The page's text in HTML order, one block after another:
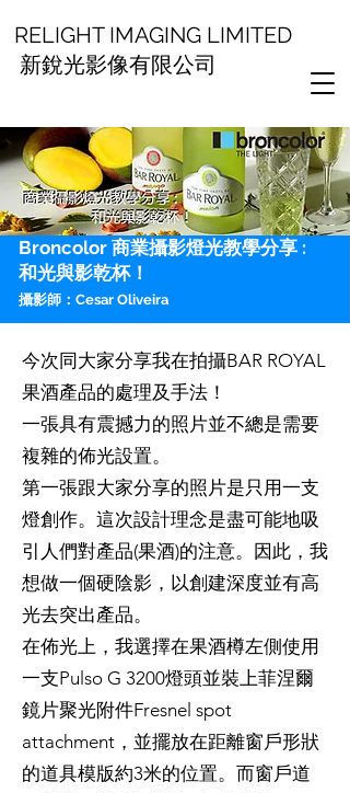
RELIGHT IMAGING LIMITED
新銳光影像有限公司
Broncolor 商業攝影燈光教學分享 :
和光與影乾杯！
攝影師：Cesar Oliveira
今次同大家分享我在拍攝BAR ROYAL
果酒產品的處理及手法！
一張具有震撼力的照片並不總是需要
複雜的佈光設置。
第一張跟大家分享的照片是只用一支
燈創作。這次設計理念是盡可能地吸
引人們對產品(果酒)的注意。因此，我
想做一個硬陰影，以創建深度並有高
光去突出產品。
在佈光上，我選擇在果酒樽左側使用
一支Pulso G 3200燈頭並裝上菲涅爾
鏡片聚光附件Fresnel spot
attachment，並擺放在距離窗戶形狀
的道具模版約3米的位置。而窗戶道